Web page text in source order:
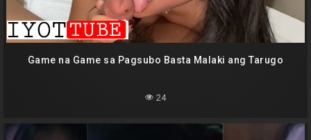
Game na Game sa Pagsubo Basta Malaki ang Tarugo
24